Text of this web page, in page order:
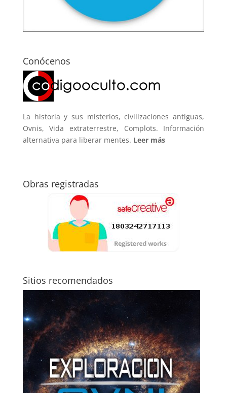
Conócenos
La historia y sus misterios, civilizaciones antiguas,
Ovnis, Vida extraterrestre, Complots. Información
alternativa para liberar mentes. Leer más
Obras registradas
Sitios recomendados